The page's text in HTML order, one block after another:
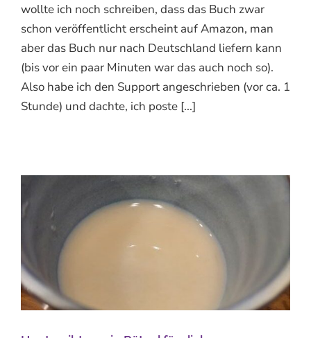
wollte ich noch schreiben, dass das Buch zwar
schon veröffentlicht erscheint auf Amazon, man
aber das Buch nur nach Deutschland liefern kann
(bis vor ein paar Minuten war das auch noch so).
Also habe ich den Support angeschrieben (vor ca. 1
Stunde) und dachte, ich poste [...]